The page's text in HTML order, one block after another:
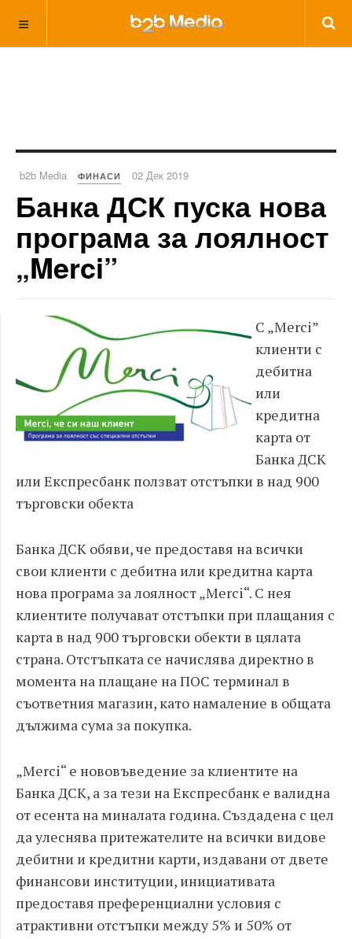
b2b Media ФИНАСИ 02 Дек 2019
Банка ДСК пуска нова
програма за лоялност
„Merci”
С „Merci”
клиенти с
дебитна
или
кредитна
карта от
Банка ДСК
или Експресбанк ползват отстъпки в над 900
търговски обекта
Банка ДСК обяви, че предоставя на всички
свои клиенти с дебитна или кредитна карта
нова програма за лоялност „Merci“. С нея
клиентите получават отстъпки при плащания с
карта в над 900 търговски обекти в цялата
страна. Отстъпката се начислява директно в
момента на плащане на ПОС терминал в
съответния магазин, като намаление в общата
дължима сума за покупка.
„Merci“ е нововъведение за клиентите на
Банка ДСК, а за тези на Експресбанк е валидна
от есента на миналата година. Създадена с цел
да улеснява притежателите на всички видове
дебитни и кредитни карти, издавани от двете
финансови институции, инициативата
предоставя преференциални условия с
атрактивни отстъпки между 5% и 50% от